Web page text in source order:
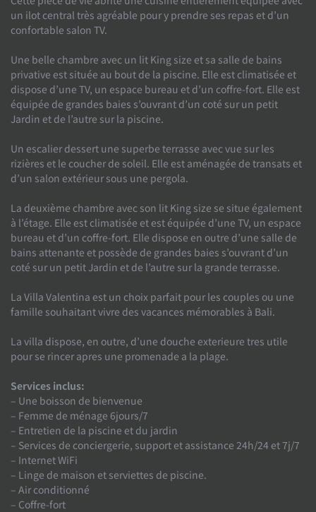
un ilot central très agréable pour y prendre ses repas et d’un
confortable salon TV.
Une belle chambre avec un lit King size et sa salle de bains
privative est située au bout de la piscine. Elle est climatisée et
dispose d’une TV, un espace bureau et d’un coffre-fort. Elle est
équipée de grandes baies s’ouvrant d’un coté sur un petit
Jardin et de l’autre sur la piscine.
Un escalier dessert une superbe terrasse avec vue sur les
rizières et le coucher de soleil. Elle est aménagée de transats et
d’un salon extérieur sous une pergola.
La deuxième chambre avec son lit King size se situe également
à l’étage. Elle est climatisée et est équipée d’une TV, un espace
bureau et d’un coffre-fort. Elle dispose en outre d’une salle de
bains attenante et possède de grandes baies s’ouvrant d’un
coté sur un petit Jardin et de l’autre sur la grande terrasse.
La Villa Valentina est un choix parfait pour les couples ou une
famille souhaitant vivre des vacances mémorables à Bali.
La villa dispose, en outre, d’une douche exterieure tres utile
pour se rincer apres une promenade a la plage.
Services inclus:
– Une boisson de bienvenue
– Femme de ménage 6jours/7
– Entretien de la piscine et du jardin
– Services de conciergerie, support et assistance 24h/24 et 7j/7
– Internet WiFi
– Linge de maison et serviettes de piscine.
– Air conditionné
– Coffre-fort